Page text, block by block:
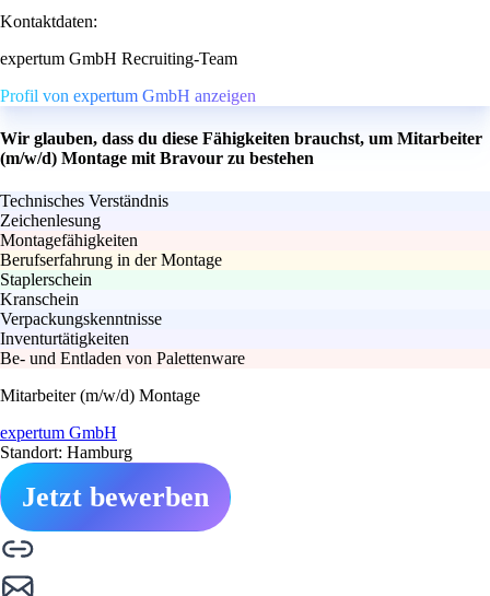
Kontaktdaten:
expertum GmbH Recruiting-Team
Profil von expertum GmbH anzeigen
Wir glauben, dass du diese Fähigkeiten brauchst, um Mitarbeiter
(m/w/d) Montage mit Bravour zu bestehen
Technisches Verständnis
Zeichenlesung
Montagefähigkeiten
Berufserfahrung in der Montage
Staplerschein
Kranschein
Verpackungskenntnisse
Inventurtätigkeiten
Be- und Entladen von Palettenware
Mitarbeiter (m/w/d) Montage
expertum GmbH
Standort: Hamburg
Jetzt bewerben